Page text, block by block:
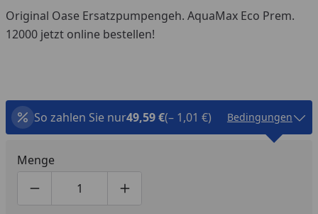
Original Oase Ersatzpumpengeh. AquaMax Eco Prem.
12000 jetzt online bestellen!
So zahlen Sie nur49,59 €(– 1,01 €) Bedingungen
Menge
Produktmenge um eins verringern
Produktmenge manuell eingeben
Produktmenge um eins erhöhen